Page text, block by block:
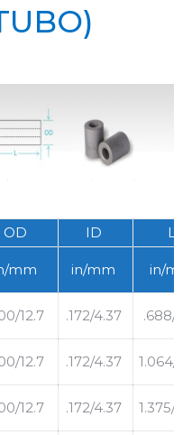
OD ID
L
mm in/mm in/
12.7 .172/4.37 .688/
12.7 .172/4.37 1.064/
12.7 .172/4.37 1.375/